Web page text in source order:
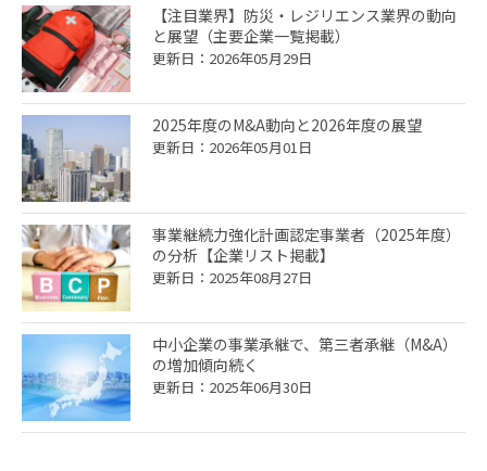
【注目業界】防災・レジリエンス業界の動向
と展望（主要企業一覧掲載）
更新日：2026年05月29日
2025年度のM&A動向と2026年度の展望
更新日：2026年05月01日
事業継続力強化計画認定事業者（2025年度）
の分析【企業リスト掲載】
更新日：2025年08月27日
中小企業の事業承継で、第三者承継（M&A）
の増加傾向続く
更新日：2025年06月30日